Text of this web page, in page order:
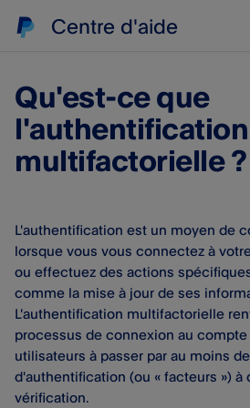
Centre d'aide
Qu'est-ce que
l'authentification
multifactorielle ?
L'authentification est un moyen de
lorsque vous vous connectez à
ou effectuez des actions
comme la mise à jour de ses
L'authentification multifactorielle
processus de connexion au
utilisateurs à passer par au moins
d'authentification (ou « facteurs ») à
vérification.